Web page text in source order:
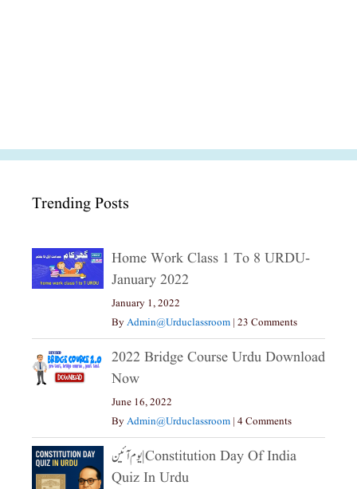
Trending Posts
Home Work Class 1 To 8 URDU-
January 2022
January 1, 2022
ByAdmin@urduclassroom | 23 Comments
2022 Bridge Course Urdu Download
Now
June 16, 2022
ByAdmin@urduclassroom | 4 Comments
یوم آئین|constitution Day Of India
Quiz In Urdu